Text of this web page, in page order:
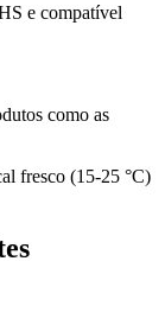
e compatível
como as
fresco (15-25 °C)